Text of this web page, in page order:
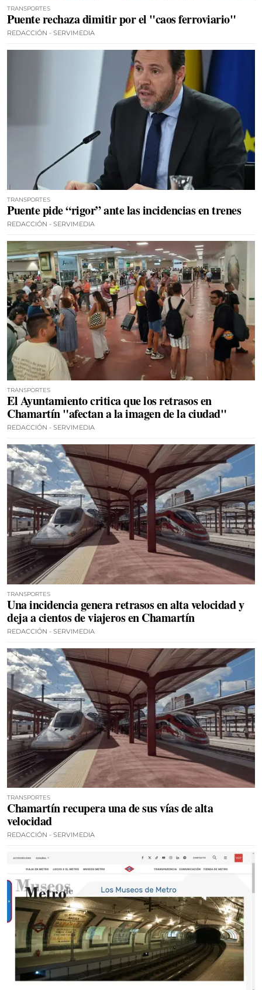
TRANSPORTES
Puente rechaza dimitir por el "caos ferroviario"
REDACCIÓN - SERVIMEDIA
TRANSPORTES
Puente pide “rigor” ante las incidencias en trenes
REDACCIÓN - SERVIMEDIA
TRANSPORTES
El Ayuntamiento critica que los retrasos en
Chamartín "afectan a la imagen de la ciudad"
REDACCIÓN - SERVIMEDIA
TRANSPORTES
Una incidencia genera retrasos en alta velocidad y
deja a cientos de viajeros en Chamartín
REDACCIÓN - SERVIMEDIA
TRANSPORTES
Chamartín recupera una de sus vías de alta
velocidad
REDACCIÓN - SERVIMEDIA